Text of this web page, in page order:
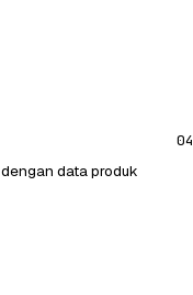
data produk
04